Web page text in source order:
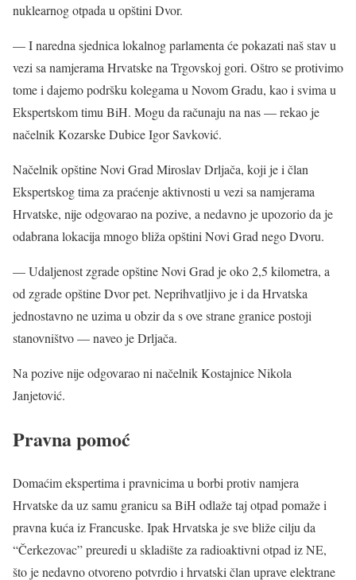
nuklearnog otpada u opštini Dvor.
— I naredna sjednica lokalnog parlamenta će pokazati naš stav u
vezi sa namjerama Hrvatske na Trgovskoj gori. Oštro se protivimo
tome i dajemo podršku kolegama u Novom Gradu, kao i svima u
Ekspertskom timu BiH. Mogu da računaju na nas — rekao je
načelnik Kozarske Dubice Igor Savković.
Načelnik opštine Novi Grad Miroslav Drljača, koji je i član
Ekspertskog tima za praćenje aktivnosti u vezi sa namjerama
Hrvatske, nije odgovarao na pozive, a nedavno je upozorio da je
odabrana lokacija mnogo bliža opštini Novi Grad nego Dvoru.
— Udaljenost zgrade opštine Novi Grad je oko 2,5 kilometra, a
od zgrade opštine Dvor pet. Neprihvatljivo je i da Hrvatska
jednostavno ne uzima u obzir da s ove strane granice postoji
stanovništvo — naveo je Drljača.
Na pozive nije odgovarao ni načelnik Kostajnice Nikola
Janjetović.
Pravna pomoć
Domaćim ekspertima i pravnicima u borbi protiv namjera
Hrvatske da uz samu granicu sa BiH odlaže taj otpad pomaže i
pravna kuća iz Francuske. Ipak Hrvatska je sve bliže cilju da
“Čerkezovac” preuredi u skladište za radioaktivni otpad iz NE,
što je nedavno otvoreno potvrdio i hrvatski član uprave elektrane